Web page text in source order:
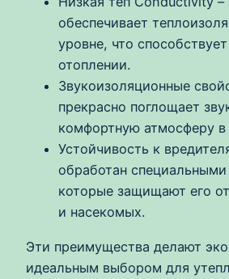
обеспечивает
уровне, что
отоплении.
Звукоизоляционные
прекрасно поглощает
комфортную атмосферу
Устойчивость к
обработан
которые защищают его
и насекомых.
Эти преимущества делают
идеальным выбором для